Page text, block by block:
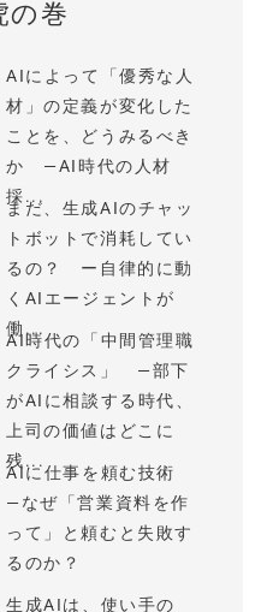
の巻
AIによって「優秀な人
材」の定義が変化した
ことを、どうみるべき
か —AI時代の人材
採...
まだ、生成AIのチャッ
トボットで消耗してい
るの？ ー自律的に動
くAIエージェントが
働...
AI時代の「中間管理職
クライシス」 —部下
がAIに相談する時代、
上司の価値はどこに
残...
AIに仕事を頼む技術
—なぜ「営業資料を作
って」と頼むと失敗す
るのか？
生成AIは、使い手の